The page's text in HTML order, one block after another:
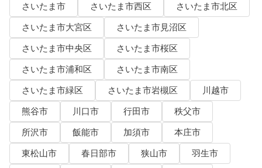
さいたま市 さいたま市西区
さいたま市北区
さいたま市大宮区
さいたま市見沼区
さいたま市中央区
さいたま市桜区
さいたま市浦和区
さいたま市南区
さいたま市緑区
さいたま市岩槻区
川越市
熊谷市
川口市 行田市
秩父市
所沢市
飯能市 加須市
本庄市
東松山市
春日部市 狭山市
羽生市